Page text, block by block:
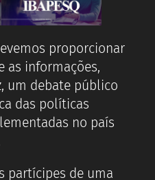
proporcionar
as informações,
um debate público
das políticas
no país
partícipes de uma